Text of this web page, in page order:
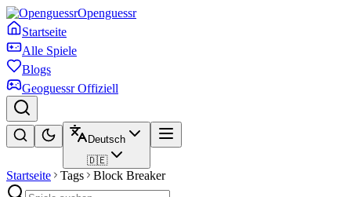
Openguessr
Startseite
Alle Spiele
Blogs
Geoguessr Offiziell
Deutsch
🇩🇪
Startseite Tags Block Breaker